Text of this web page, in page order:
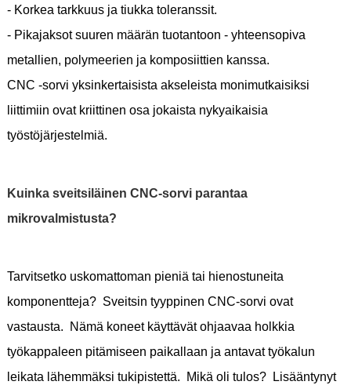
- Korkea tarkkuus ja tiukka toleranssit.
- Pikajaksot suuren määrän tuotantoon - yhteensopiva
metallien, polymeerien ja komposiittien kanssa.
CNC -sorvi yksinkertaisista akseleista monimutkaisiksi
liittimiin ovat kriittinen osa jokaista nykyaikaisia ​​
työstöjärjestelmiä.
Kuinka sveitsiläinen CNC-sorvi parantaa
mikrovalmistusta?
Tarvitsetko uskomattoman pieniä tai hienostuneita
komponentteja? Sveitsin tyyppinen CNC-sorvi ovat
vastausta. Nämä koneet käyttävät ohjaavaa holkkia
työkappaleen pitämiseen paikallaan ja antavat työkalun
leikata lähemmäksi tukipistettä. Mikä oli tulos? Lisääntynyt